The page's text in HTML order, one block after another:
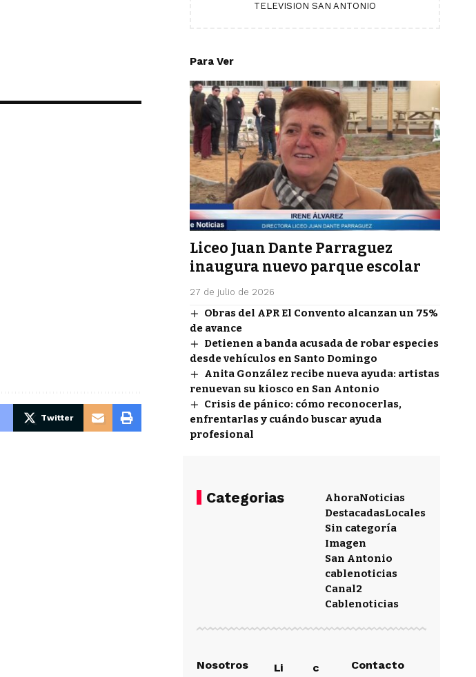
Twitter
TELEVISION SAN ANTONIO
Para Ver
Liceo Juan Dante Parraguez
inaugura nuevo parque escolar
27 de julio de 2026
Obras del APR El Convento alcanzan un 75%
de avance
Detienen a banda acusada de robar especies
desde vehículos en Santo Domingo
Anita González recibe nueva ayuda: artistas
renuevan su kiosco en San Antonio
Crisis de pánico: cómo reconocerlas,
enfrentarlas y cuándo buscar ayuda
profesional
Categorias AhoraNoticias
DestacadasLocales
Sin categoría
Imagen
San Antonio
cablenoticias
Canal2
Cablenoticias
Nosotros
Li
c
Contacto